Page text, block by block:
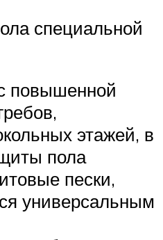
специальной
повышенной
этажей, в
пола
пески,
универсальным